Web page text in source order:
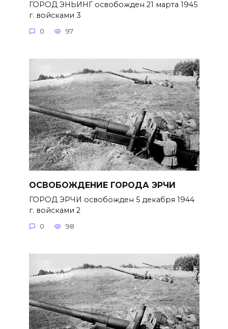
ГОРОД ЭНЬИНГ освобожден 21 марта 1945
г. войсками 3
0 97
ОСВОБОЖДЕНИЕ ГОРОДА ЭРЧИ
ГОРОД ЭРЧИ освобожден 5 декабря 1944
г. войсками 2
0 98